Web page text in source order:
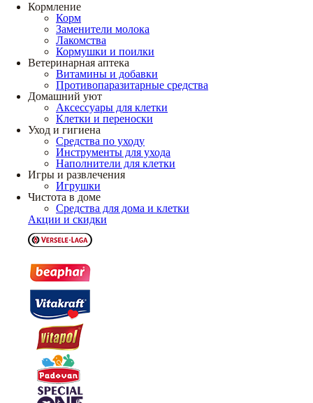
Кормление
Корм
Заменители молока
Лакомства
Кормушки и поилки
Ветеринарная аптека
Витамины и добавки
Противопаразитарные средства
Домашний уют
Аксессуары для клетки
Клетки и переноски
Уход и гигиена
Средства по уходу
Инструменты для ухода
Наполнители для клетки
Игры и развлечения
Игрушки
Чистота в доме
Средства для дома и клетки
Акции и скидки